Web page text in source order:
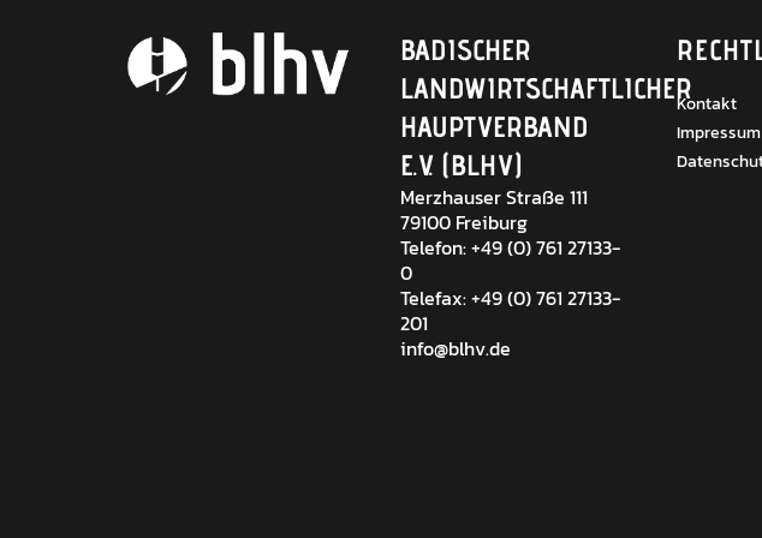
BADISCHER
LANDWIRTSCHAFTLICHER
HAUPTVERBAND
E.V. (BLHV)
Merzhauser Straße 111
79100 Freiburg
Telefon: +49 (0) 761 27133-
0
Telefax: +49 (0) 761 27133-
201
info@blhv.de
Kontakt
Impressum